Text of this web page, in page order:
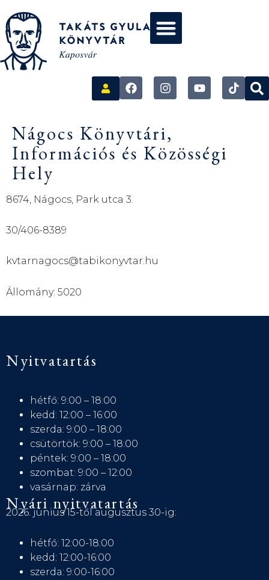
Nágocs Könyvtári,
Információs és Közösségi
Hely
8674, Nágocs, Park utca 3.
30/406-8389
kvtarnagocs@tabikonyvtar.hu
Állomány: 5020
Nyitvatartás
hétfő: 9:00 – 18:00
kedd: 12:00 – 16:00
szerda: 9:00 – 18:00
csütörtök: 9:00 – 18:00
péntek: 9:00 – 18:00
szombat: 9:00 – 12:00
vasárnap: zárva
Nyári nyitvatartás
2026. június 15-től augusztus 30-ig:
hétfő: 12:00-18:00
kedd: 12:00-16:00
szerda: 9:00-16:00